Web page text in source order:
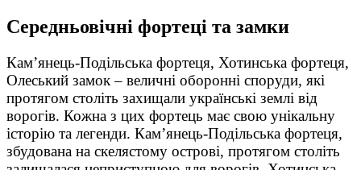
Середньовічні фортеці та замки
Кам’янець-Подільська фортеця, Хотинська фортеця,
Олеський замок – величні оборонні споруди, які
протягом століть захищали українські землі від
ворогів. Кожна з цих фортець має свою унікальну
історію та легенди. Кам’янець-Подільська фортеця,
збудована на скелястому острові, протягом століть